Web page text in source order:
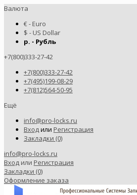
Валюта
€ - Euro
$ - US Dollar
р. - Рубль
+7(800)333-27-42
+7(800)333-27-42
+7(495)199-08-29
+7(812)564-50-95
Ещё
info@pro-locks.ru
Входили Регистрация
Закладки (0)
info@pro-locks.ru
Вход или Регистрация
Закладки (0)
Оформление заказа